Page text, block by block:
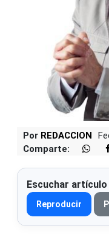
Por REDACCION
Comparte:
Escuchar artículo
Reproducir